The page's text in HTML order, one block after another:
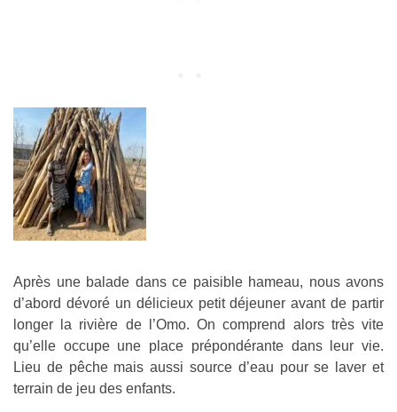
Après une balade dans ce paisible hameau, nous avons
d’abord dévoré un délicieux petit déjeuner avant de partir
longer la rivière de l’Omo. On comprend alors très vite
qu’elle occupe une place prépondérante dans leur vie.
Lieu de pêche mais aussi source d’eau pour se laver et
terrain de jeu des enfants.